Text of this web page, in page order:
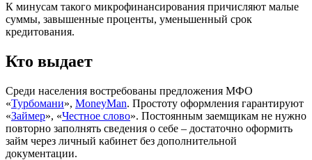
К минусам такого микрофинансирования причисляют малые
суммы, завышенные проценты, уменьшенный срок
кредитования.
Кто выдает
Среди населения востребованы предложения МФО
«Турбомани», MoneyMan. Простоту оформления гарантируют
«Займер», «Честное слово». Постоянным заемщикам не нужно
повторно заполнять сведения о себе – достаточно оформить
займ через личный кабинет без дополнительной
документации.